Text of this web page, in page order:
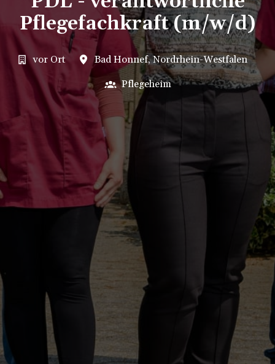
Pflegefachkraft (m/w/d)
vor Ort Bad Honnef, Nordrhein-Westfalen
Pflegeheim